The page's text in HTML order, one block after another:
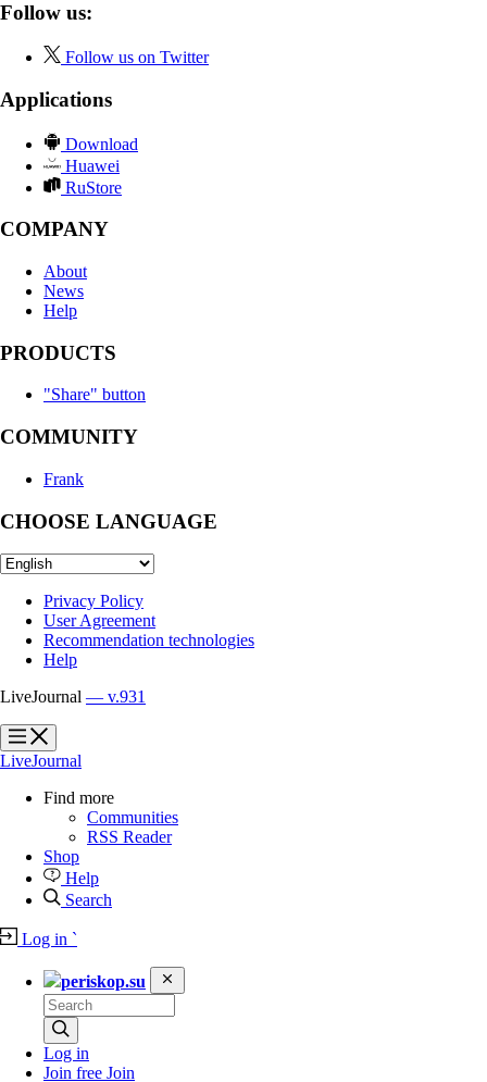
Follow us:
Follow us on Twitter
Applications
Download
Huawei
RuStore
COMPANY
About
News
Help
PRODUCTS
"Share" button
COMMUNITY
Frank
CHOOSE LANGUAGE
Privacy Policy
User Agreement
Recommendation technologies
Help
LiveJournal — v.931
?
?
LiveJournal
Find more
Communities
RSS Reader
Shop
Help
Search
Log in `
periskop.su
Log in
Join free Join